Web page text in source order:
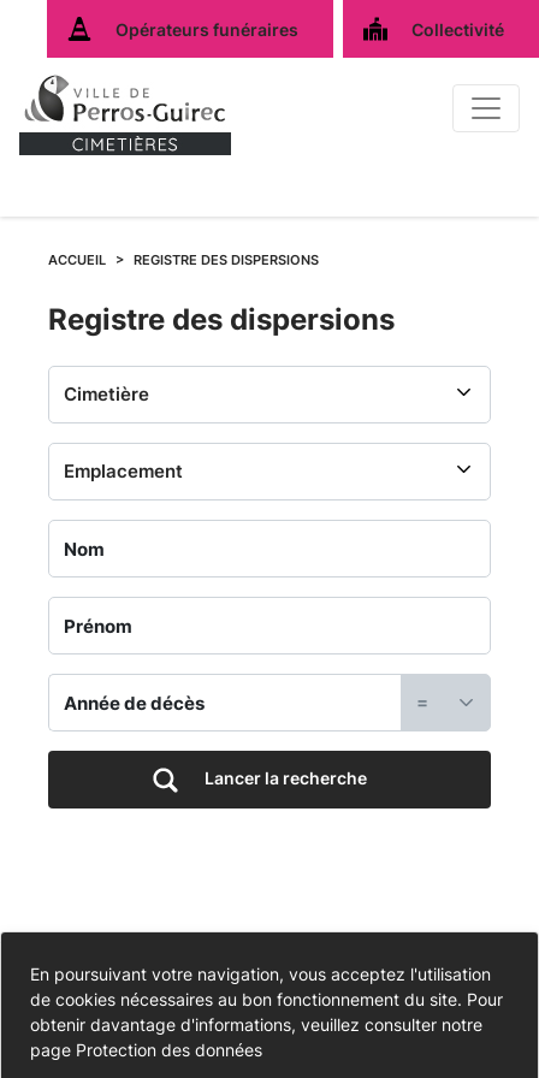
Opérateurs funéraires Collectivité
ACCUEIL REGISTRE DES DISPERSIONS
Registre
des
dispersions
-
Jardin
du
Souvenir
-
Cimetière
-
Portail
Registre des dispersions
=
Lancer la recherche
Accessibilité
Partiellement conforme
Données personnelles
En poursuivant votre navigation, vous acceptez l'utilisation
de cookies nécessaires au bon fonctionnement du site. Pour
obtenir davantage d'informations, veuillez consulter notre
page Protection des données